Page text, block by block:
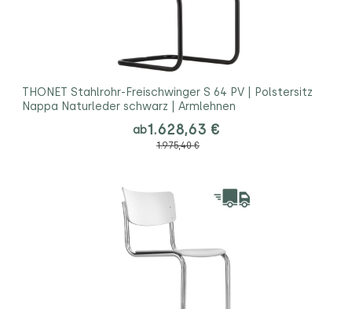
THONET Stahlrohr-Freischwinger S 64 PV | Polstersitz
Nappa Naturleder schwarz | Armlehnen
ab1.628,63 €
1.975,40 €